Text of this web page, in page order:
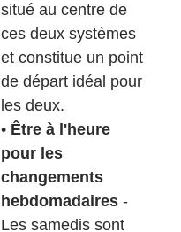
situé au centre de
ces deux systèmes
et constitue un point
de départ idéal pour
les deux.
• Être à l'heure
pour les
changements
hebdomadaires -
Les samedis sont